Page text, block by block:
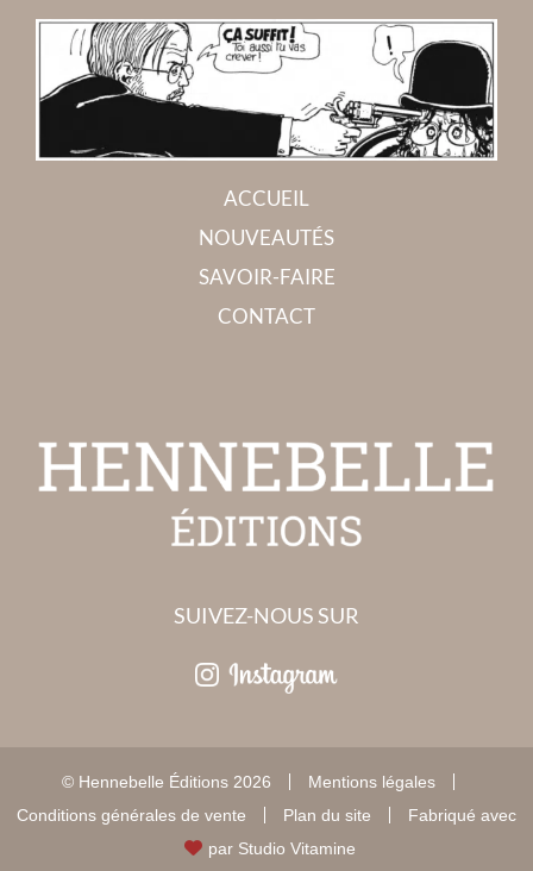
ACCUEIL
NOUVEAUTÉS
SAVOIR-FAIRE
CONTACT
SUIVEZ-NOUS SUR
© Hennebelle Éditions 2026
Mentions légales
Conditions générales de vente
Plan du site
Fabriqué avec
par Studio Vitamine